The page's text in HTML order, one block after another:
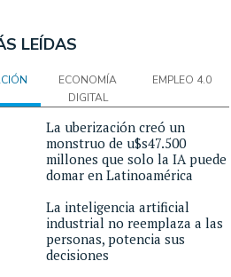
LEÍDAS
ECONOMÍA
DIGITAL
EMPLEO 4.0
La uberización creó un
monstruo de u$s47.500
millones que solo la IA puede
domar en Latinoamérica
La inteligencia artificial
industrial no reemplaza a las
personas, potencia sus
decisiones